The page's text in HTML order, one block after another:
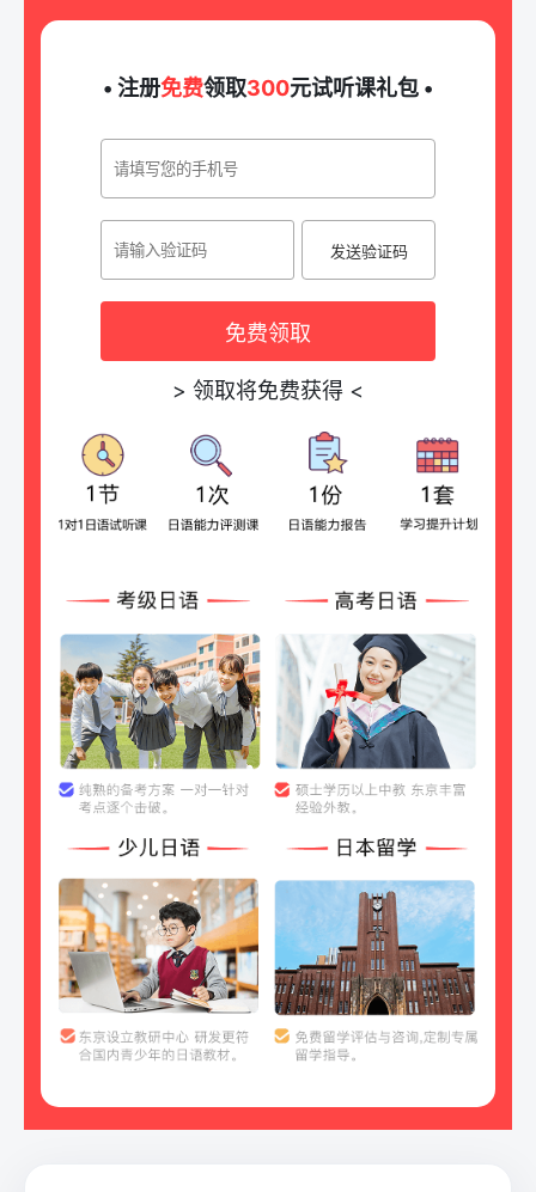
• 注册免费领取300元试听课礼包 •
发送验证码
免费领取
> 领取将免费获得 <